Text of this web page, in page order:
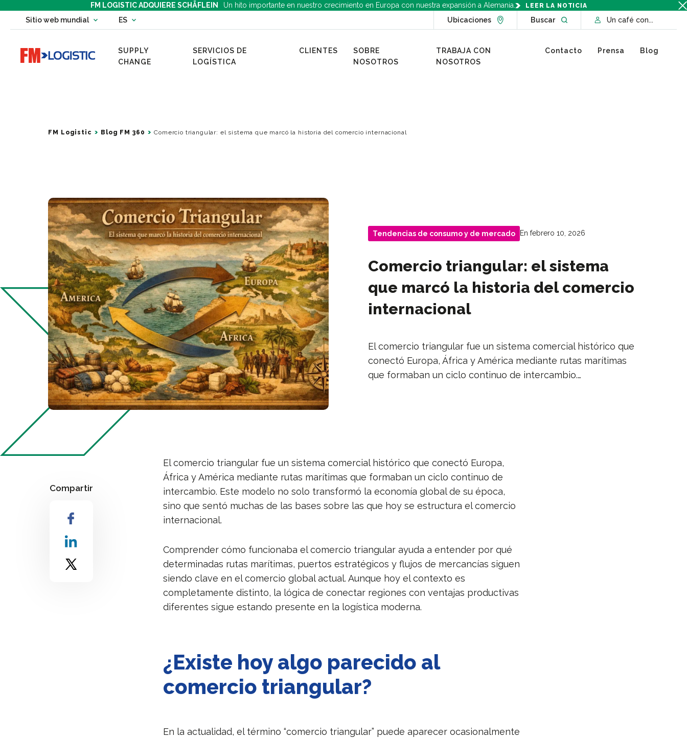
FM LOGISTIC ADQUIERE SCHÄFLEIN Un hito importante en nuestro crecimiento en Europa con nuestra expansión a Alemania. LEER LA NOTICIA
Sitio web mundial Change country website
ES
Change language UbicacionesGo to Locations page
BuscarOpen website searchUn café con...
Go to home page
SUPPLY
CHANGE
SERVICIOS DE
LOGÍSTICA
CLIENTES
SOBRE
NOSOTROS
TRABAJA CON
NOSOTROS
Contacto Prensa Blog
FM Logistic Blog FM 360 Comercio triangular: el sistema que marcó la historia del comercio internacional
Tendencias de consumo y de mercado En febrero 10, 2026
Comercio triangular: el sistema
que marcó la historia del comercio
internacional
El comercio triangular fue un sistema comercial histórico que
conectó Europa, África y América mediante rutas marítimas
que formaban un ciclo continuo de intercambio.…
Compartir
El comercio triangular fue un sistema comercial histórico que conectó Europa,
África y América mediante rutas marítimas que formaban un ciclo continuo de
intercambio. Este modelo no solo transformó la economía global de su época,
sino que sentó muchas de las bases sobre las que hoy se estructura el comercio
internacional.
Comprender cómo funcionaba el comercio triangular ayuda a entender por qué
determinadas rutas marítimas, puertos estratégicos y flujos de mercancías siguen
siendo clave en el comercio global actual. Aunque hoy el contexto es
completamente distinto, la lógica de conectar regiones con ventajas productivas
diferentes sigue estando presente en la logística moderna.
¿Existe hoy algo parecido al
comercio triangular?
En la actualidad, el término “comercio triangular” puede aparecer ocasionalmente